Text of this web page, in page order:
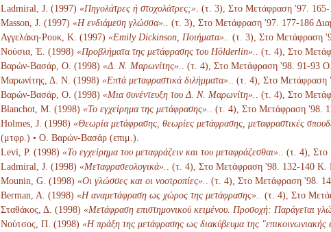
Ladmiral, J. (1997) «Πηγολάτρες ή στοχολάτρες;» . (τ. 3), Στο Μετάφραση '97.
Masson, J. (1997) «Η ενδιάμεση γλώσσα».
. (τ. 3), Στο Μετάφραση '97. 177-186
Αγγελάκη-Ρουκ, Κ. (1997) «Emily Dickinson, Ποιήματα».
. (τ. 3), Στο Μετάφραση
Νούσια, Έ. (1998) «Προβλήματα της μετάφρασης του Hölderlin».
. (τ. 4), Στο
Βαρών-Βασάρ, Ο. (1998) «Δ. Ν. Μαρωνίτης».
. (τ. 4), Στο Μετάφραση '98. 91-93
Μαρωνίτης, Δ. Ν. (1998) «Επτά μεταφραστικά διλήμματα».
. (τ. 4), Στο
Βαρών-Βασάρ, Ο. (1998) «Μια συνέντευξη του Δ. Ν. Μαρωνίτη».
. (τ. 4), Στο
Blanchot, M. (1998) «Το εγχείρημα της μετάφρασης».
. (τ. 4), Στο Μετάφραση '98.
Holmes, J. (1998) «Θεωρία μετάφρασης, θεωρίες μετάφρασης, μεταφραστικές
(μτφρ.) • Ο. Βαρών-Βασάρ (επιμ.).
Levi, P. (1998) «Το εγχείρημα του μεταφράζειν και του μεταφράζεσθαι».
. (τ. 4),
Ladmiral, J. (1998) «Μεταφρασεολογικά».
. (τ. 4), Στο Μετάφραση '98. 132-140
Mounin, G. (1998) «Οι γλώσσες και οι νοοτροπίες».
. (τ. 4), Στο Μετάφραση '98.
Berman, A. (1998) «Η αναμετάφραση ως χώρος της μετάφρασης».
. (τ. 4), Στο
Σταθάκος, Δ. (1998) «Μετάφραση επιστημονικού κειμένου. Προσοχή: Παράγεται
Νούτσος, Π. (1998) «Η πράξη της μετάφρασης ως διακύβευμα της "επικοινωνιακής